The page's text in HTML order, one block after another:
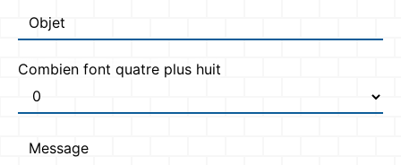
Combien font quatre plus huit